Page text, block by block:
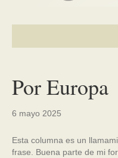
Por Europa
6 mayo 2025
Esta columna es un
frase. Buena parte de mi